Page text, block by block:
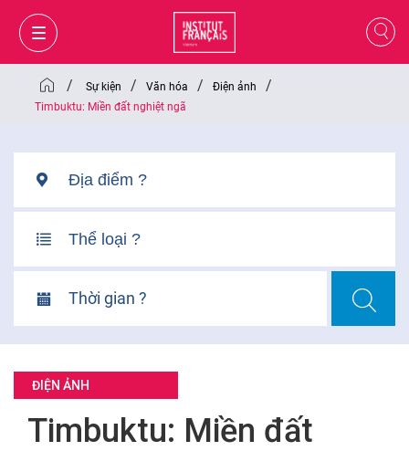
GIỎ HÀNG ĐĂNG NHẬP
/ Sự kiện / Văn hóa / Điện ảnh /
Timbuktu: Miền đất nghiệt ngã
Thời gian ?
ĐIỆN ẢNH
Timbuktu: Miền đất